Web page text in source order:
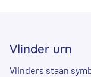
Vlinder urn
Vlinders staan